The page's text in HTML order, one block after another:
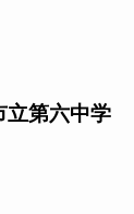
立第六中学